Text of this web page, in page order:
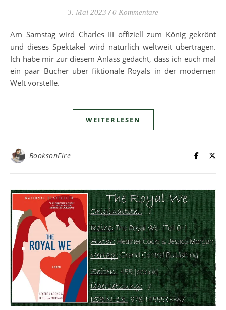
3. Mai 2023 / 0 Kommentare
Am Samstag wird Charles III offiziell zum König gekrönt
und dieses Spektakel wird natürlich weltweit übertragen.
Ich habe mir zur diesem Anlass gedacht, dass ich euch mal
ein paar Bücher über fiktionale Royals in der modernen
Welt vorstelle.
WEITERLESEN
BooksonFire